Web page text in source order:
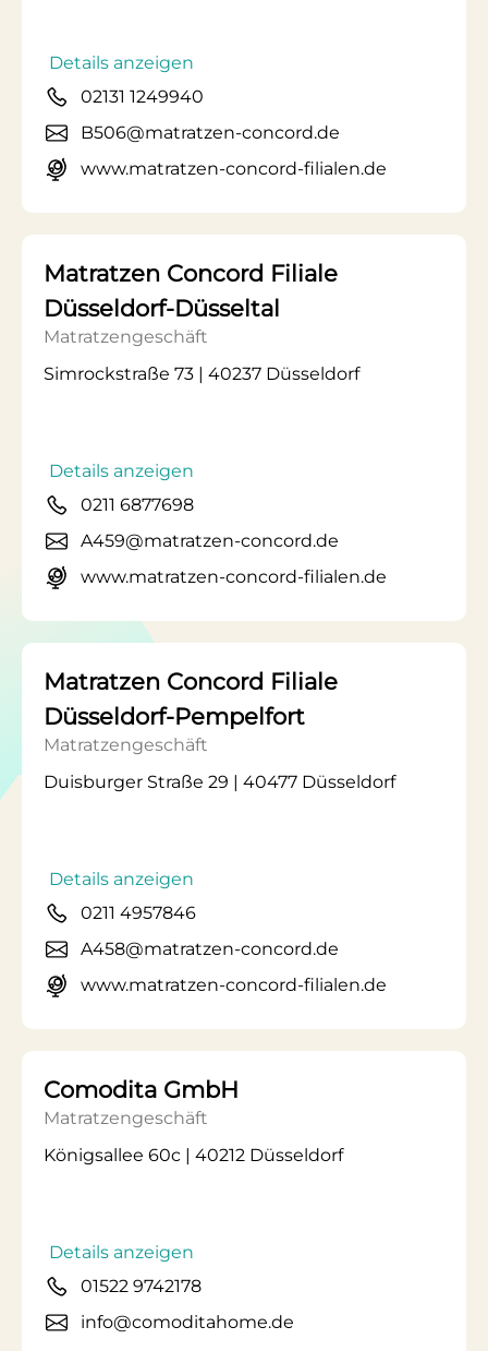
Details anzeigen
02131 1249940
B506@matratzen-concord.de
www.matratzen-concord-filialen.de
Matratzen Concord Filiale
Düsseldorf-Düsseltal
Matratzengeschäft
Simrockstraße 73 | 40237 Düsseldorf
Details anzeigen
0211 6877698
A459@matratzen-concord.de
www.matratzen-concord-filialen.de
Matratzen Concord Filiale
Düsseldorf-Pempelfort
Matratzengeschäft
Duisburger Straße 29 | 40477 Düsseldorf
Details anzeigen
0211 4957846
A458@matratzen-concord.de
www.matratzen-concord-filialen.de
Comodita GmbH
Matratzengeschäft
Königsallee 60c | 40212 Düsseldorf
Details anzeigen
01522 9742178
info@comoditahome.de